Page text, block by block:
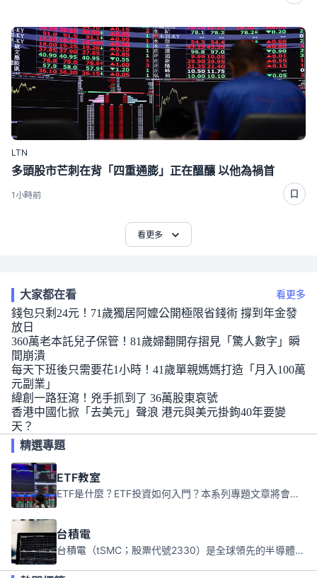
LTN
多頭股市芒刺在背「四重通膨」正在醞釀 以他為禍首
1小時前
看更多
大家都在看 看更多
錢包只剩24元！71歲獨居阿嬤公開極限省錢術 撐到年金發
放日
360萬老本託兒子保管！81歲婦翻開存摺見「驚人數字」瞬
間崩潰
每天下班後只需要花1小時！41歲單親媽媽打造「月入100萬
元副業」
緯創一路狂瀉！兇手抓到了 36萬股東哀號
香港中國化掀「去美元」聲浪 港元與美元掛鉤40年要變
天？
精選專題
ETF教室
ETF是什麼？ETF投資如何入門？本系列專題文章將會告訴你新手必須知道的ETF基礎知識。
台積電
台積電（tSMC；股票代號2330）是全球領先的半導體代工公司，成立於1987年，總部位於台灣新竹。且已於美國、日本、德國及中國設廠，台積電是全球首家專業積體電路製造服務公司，也是全球最先進和最大規模的半導體代工廠。